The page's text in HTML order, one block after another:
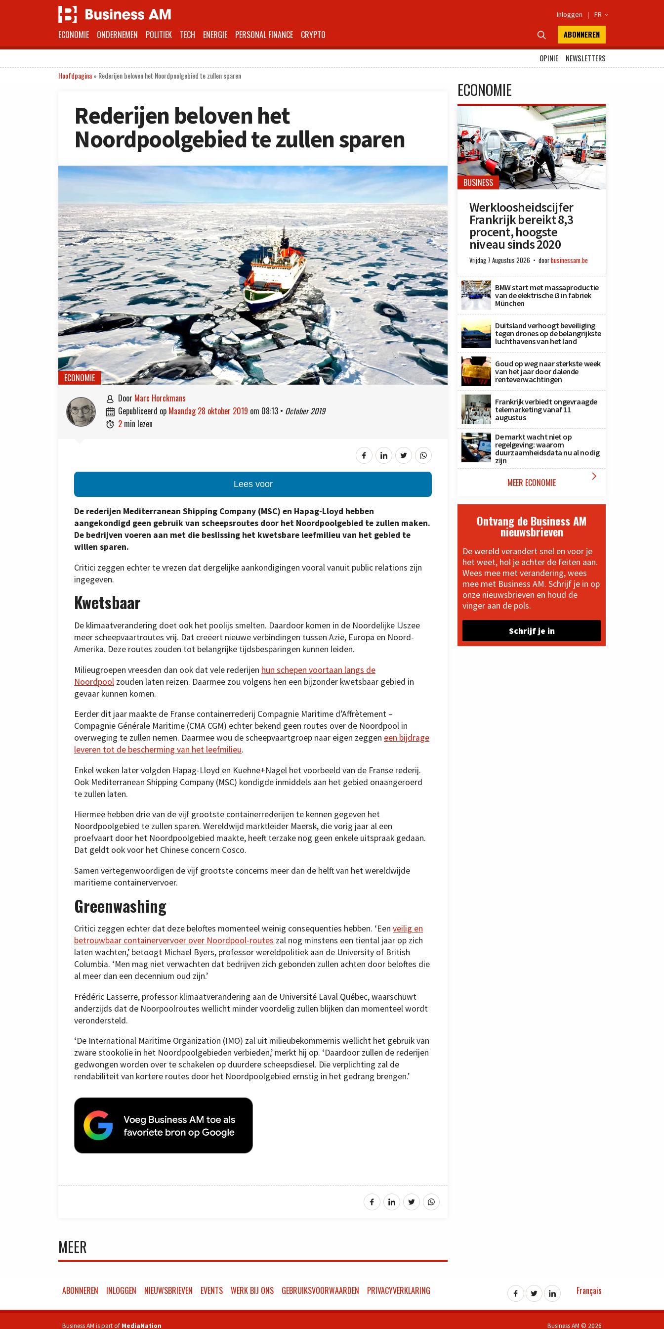
Inloggen | FR 
ECONOMIE ONDERNEMEN POLITIEK TECH ENERGIE PERSONAL FINANCE CRYPTO  ABONNEREN
OPINIE
NEWSLETTERS
Hoofdpagina» Rederijen beloven het Noordpoolgebied te zullen sparen
Rederijen beloven het
Noordpoolgebied te zullen sparen
ECONOMIE
 door Marc Horckmans
 gepubliceerd op maandag 28 oktober 2019 om 08:13 • October 2019
 2 min lezen
Lees voor
De rederijen Mediterranean Shipping Company (MSC) en Hapag-Lloyd hebben
aangekondigd geen gebruik van scheepsroutes door het Noordpoolgebied te zullen maken.
De bedrijven voeren aan met die beslissing het kwetsbare leefmilieu van het gebied te
willen sparen.
Critici zeggen echter te vrezen dat dergelijke aankondigingen vooral vanuit public relations zijn
ingegeven.
Kwetsbaar
De klimaatverandering doet ook het poolijs smelten. Daardoor komen in de Noordelijke IJszee
meer scheepvaartroutes vrij. Dat creëert nieuwe verbindingen tussen Azië, Europa en Noord-
Amerika. Deze routes zouden tot belangrijke tijdsbesparingen kunnen leiden.
Milieugroepen vreesden dan ook dat vele rederijen hun schepen voortaan langs de
Noordpool zouden laten reizen. Daarmee zou volgens hen een bijzonder kwetsbaar gebied in
gevaar kunnen komen.
Eerder dit jaar maakte de Franse containerrederij Compagnie Maritime d’Affrètement –
Compagnie Générale Maritime (CMA CGM) echter bekend geen routes over de Noordpool in
overweging te zullen nemen. Daarmee wou de scheepvaartgroep naar eigen zeggen een bijdrage
leveren tot de bescherming van het leefmilieu.
Enkel weken later volgden Hapag-Lloyd en Kuehne+Nagel het voorbeeld van de Franse rederij.
Ook Mediterranean Shipping Company (MSC) kondigde inmiddels aan het gebied onaangeroerd
te zullen laten.
Hiermee hebben drie van de vijf grootste containerrederijen te kennen gegeven het
Noordpoolgebied te zullen sparen. Wereldwijd marktleider Maersk, die vorig jaar al een
proefvaart door het Noordpoolgebied maakte, heeft terzake nog geen enkele uitspraak gedaan.
Dat geldt ook voor het Chinese concern Cosco.
Samen vertegenwoordigen de vijf grootste concerns meer dan de helft van het wereldwijde
maritieme containervervoer.
Greenwashing
Critici zeggen echter dat deze beloftes momenteel weinig consequenties hebben. ‘Een veilig en
betrouwbaar containervervoer over Noordpool-routes zal nog minstens een tiental jaar op zich
laten wachten,’ betoogt Michael Byers, professor wereldpolitiek aan de University of British
Columbia. ‘Men mag niet verwachten dat bedrijven zich gebonden zullen achten door beloftes die
al meer dan een decennium oud zijn.’
Frédéric Lasserre, professor klimaatverandering aan de Université Laval Québec, waarschuwt
anderzijds dat de Noorpoolroutes wellicht minder voordelig zullen blijken dan momenteel wordt
verondersteld.
‘De International Maritime Organization (IMO) zal uit milieubekommernis wellicht het gebruik van
zware stookolie in het Noordpoolgebieden verbieden,’ merkt hij op. ‘Daardoor zullen de rederijen
gedwongen worden over te schakelen op duurdere scheepsdiesel. Die verplichting zal de
rendabiliteit van kortere routes door het Noordpoolgebied ernstig in het gedrang brengen.’
MEER
ECONOMIE
BUSINESS
Werkloosheidscijfer
Frankrijk bereikt 8,3
procent, hoogste
niveau sinds 2020
Vrijdag 7 Augustus 2026 doorbusinessam.be
BMW start met massaproductie
van de elektrische i3 in fabriek
München
Duitsland verhoogt beveiliging
tegen drones op de belangrijkste
luchthavens van het land
Goud op weg naar sterkste week
van het jaar door dalende
renteverwachtingen
Frankrijk verbiedt ongevraagde
telemarketing vanaf 11
augustus
De markt wacht niet op
regelgeving: waarom
duurzaamheidsdata nu al nodig
zijn
MEER ECONOMIE 
Ontvang de Business AM
nieuwsbrieven
De wereld verandert snel en voor je
het weet, hol je achter de feiten aan.
Wees mee met verandering, wees
mee met Business AM. Schrijf je in op
onze nieuwsbrieven en houd de
vinger aan de pols.
Schrijf je in
ABONNEREN INLOGGEN NIEUWSBRIEVEN EVENTS WERK BIJ ONS GEBRUIKSVOORWAARDEN PRIVACYVERKLARING Français
Business AM is part of MediaNation Business AM © 2026